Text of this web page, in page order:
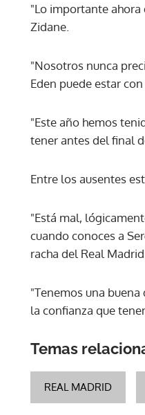
"Lo importante ahora
Zidane.
"Nosotros nunca
Eden puede estar
"Este año hemos
tener antes del final
Entre los ausentes
"Está mal,
cuando conoces a
racha del Real Madrid.
"Tenemos una
la confianza que
Temas
REAL MADRID